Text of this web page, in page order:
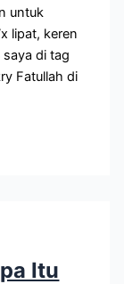
untuk
lipat, keren
di tag
Fatullah di
Itu